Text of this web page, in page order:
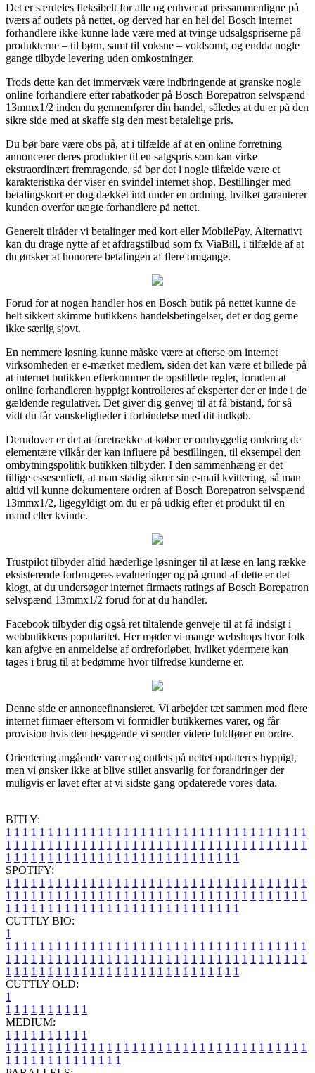
Det er særdeles fleksibelt for alle og enhver at prissammenligne på
tværs af outlets på nettet, og derved har en hel del Bosch internet
forhandlere ikke kunne lade være med at tvinge udsalgspriserne på
produkterne – til børn, samt til voksne – voldsomt, og endda nogle
gange tilbyde levering uden omkostninger.
Trods dette kan det immervæk være indbringende at granske nogle
online forhandlere efter rabatkoder på Bosch Borepatron selvspænd
13mmx1/2 inden du gennemfører din handel, således at du er på den
sikre side med at skaffe sig den mest betalelige pris.
Du bør bare være obs på, at i tilfælde af at en online forretning
annoncerer deres produkter til en salgspris som kan virke
ekstraordinært fremragende, så bør det i nogle tilfælde være et
karakteristika der viser en svindel internet shop. Bestillinger med
betalingskort er dog dækket ind under en ordning, hvilket garanterer
kunden overfor uægte forhandlere på nettet.
Generelt tilråder vi betalinger med kort eller MobilePay. Alternativt
kan du drage nytte af et afdragstilbud som fx ViaBill, i tilfælde af at
du ønsker at honorere betalingen af flere omgange.
Forud for at nogen handler hos en Bosch butik på nettet kunne de
helt sikkert skimme butikkens handelsbetingelser, det er dog gerne
ikke særlig sjovt.
En nemmere løsning kunne måske være at efterse om internet
virksomheden er e-mærket medlem, siden det kan være et billede på
at internet butikken efterkommer de opstillede regler, foruden at
online forhandleren hyppigt kontrolleres af eksperter der er inde i de
gældende regulativer. Det giver dig genvej til at få bistand, for så
vidt du får vanskeligheder i forbindelse med dit indkøb.
Derudover er det at foretrække at køber er omhyggelig omkring de
elementære vilkår der kan influere på bestillingen, til eksempel den
ombytningspolitik butikken tilbyder. I den sammenhæng er det
tillige essesentielt, at man stadig sikrer sin e-mail kvittering, så man
altid vil kunne dokumentere ordren af Bosch Borepatron selvspænd
13mmx1/2, ligegyldigt om du er på udkig efter et produkt til en
mand eller kvinde.
Trustpilot tilbyder altid hæderlige løsninger til at læse en lang række
eksisterende forbrugeres evalueringer og på grund af dette er det
klogt, at du undersøger internet firmaets ratings af Bosch Borepatron
selvspænd 13mmx1/2 forud for at du handler.
Facebook tilbyder dig også ret tiltalende genveje til at få indsigt i
webbutikkens popularitet. Her møder vi mange webshops hvor folk
kan afgive en anmeldelse af ordreforløbet, hvilket ydermere kan
tages i brug til at bedømme hvor tilfredse kunderne er.
Denne side er annoncefinansieret. Vi arbejder tæt sammen med flere
internet firmaer eftersom vi formidler butikkernes varer, og får
provision hvis den besøgende vi sender videre fuldfører en ordre.
Orientering angående varer og outlets på nettet opdateres hyppigt,
men vi ønsker ikke at blive stillet ansvarlig for forandringer der
muligvis er lavet efter at vi sidste gang opdaterede vores data.
BITLY:
1 1 1 1 1 1 1 1 1 1 1 1 1 1 1 1 1 1 1 1 1 1 1 1 1 1 1 1 1 1 1 1 1 1 1 1
1 1 1 1 1 1 1 1 1 1 1 1 1 1 1 1 1 1 1 1 1 1 1 1 1 1 1 1 1 1 1 1 1 1 1 1
1 1 1 1 1 1 1 1 1 1 1 1 1 1 1 1 1 1 1 1 1 1 1 1 1 1 1 1
SPOTIFY:
1 1 1 1 1 1 1 1 1 1 1 1 1 1 1 1 1 1 1 1 1 1 1 1 1 1 1 1 1 1 1 1 1 1 1 1
1 1 1 1 1 1 1 1 1 1 1 1 1 1 1 1 1 1 1 1 1 1 1 1 1 1 1 1 1 1 1 1 1 1 1 1
1 1 1 1 1 1 1 1 1 1 1 1 1 1 1 1 1 1 1 1 1 1 1 1 1 1 1 1
CUTTLY BIO:
1
1 1 1 1 1 1 1 1 1 1 1 1 1 1 1 1 1 1 1 1 1 1 1 1 1 1 1 1 1 1 1 1 1 1 1 1
1 1 1 1 1 1 1 1 1 1 1 1 1 1 1 1 1 1 1 1 1 1 1 1 1 1 1 1 1 1 1 1 1 1 1 1
1 1 1 1 1 1 1 1 1 1 1 1 1 1 1 1 1 1 1 1 1 1 1 1 1 1 1 1
CUTTLY OLD:
1
1 1 1 1 1 1 1 1 1 1
MEDIUM:
1 1 1 1 1 1 1 1 1 1
1 1 1 1 1 1 1 1 1 1 1 1 1 1 1 1 1 1 1 1 1 1 1 1 1 1 1 1 1 1 1 1 1 1 1 1
1 1 1 1 1 1 1 1 1 1 1 1 1 1